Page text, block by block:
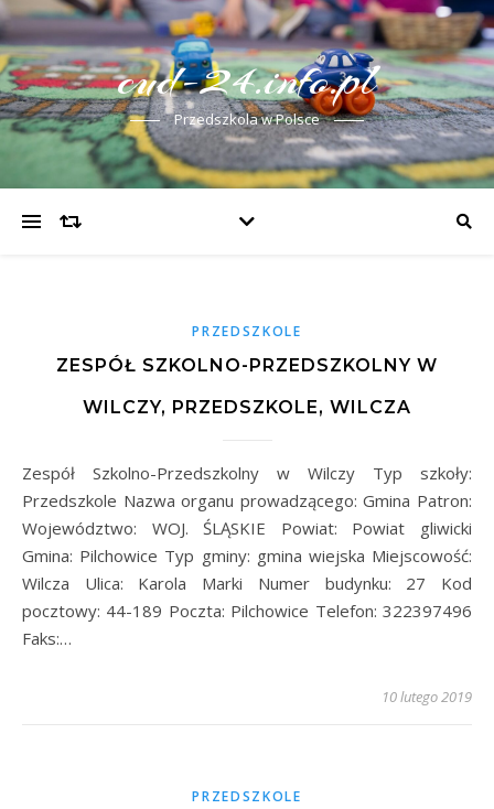
cud-24.info.pl
Przedszkola w Polsce
PRZEDSZKOLE
ZESPÓŁ SZKOLNO-PRZEDSZKOLNY W
WILCZY, PRZEDSZKOLE, WILCZA
Zespół Szkolno-Przedszkolny w Wilczy Typ szkoły:
Przedszkole Nazwa organu prowadzącego: Gmina Patron:
Województwo: WOJ. ŚLĄSKIE Powiat: Powiat gliwicki
Gmina: Pilchowice Typ gminy: gmina wiejska Miejscowość:
Wilcza Ulica: Karola Marki Numer budynku: 27 Kod
pocztowy: 44-189 Poczta: Pilchowice Telefon: 322397496
Faks:…
10 lutego 2019
PRZEDSZKOLE